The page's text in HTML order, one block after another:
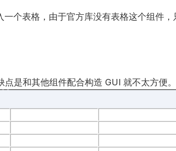
个表格，由于官方库没有表格这个组件，
是和其他组件配合构造 GUI 就不太方便。